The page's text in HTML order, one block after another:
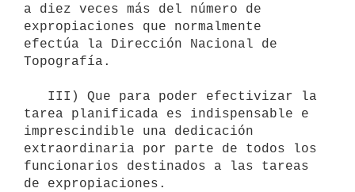
a diez veces más del número de
expropiaciones que normalmente
efectúa la Dirección Nacional de
Topografía.
tarea planificada es indispensable e
imprescindible una dedicación
extraordinaria por parte de todos los
funcionarios destinados a las tareas
de expropiaciones.